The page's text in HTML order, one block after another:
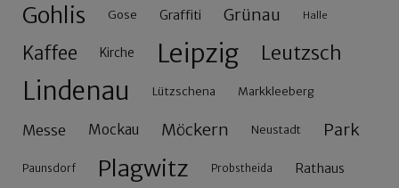
Gohlis Gose Graffiti Grünau Halle
Kaffee Kirche Leipzig Leutzsch
Lindenau Lützschena Markkleeberg
Messe Mockau Möckern Neustadt Park
Paunsdorf Plagwitz Probstheida Rathaus